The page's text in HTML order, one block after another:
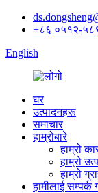
+८६ ०५१२-
English
घर
उत्पादनहरू
समाचार
हाम्रोबारे
हाम्रो
हाम्रो
हाम्रो
हामीलाई सम्पर्क